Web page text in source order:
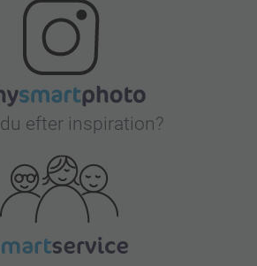
efter inspiration?